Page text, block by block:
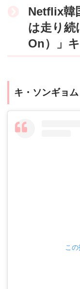
Netflix韓
は走り続
On）」
キ・ソンギョム
こ